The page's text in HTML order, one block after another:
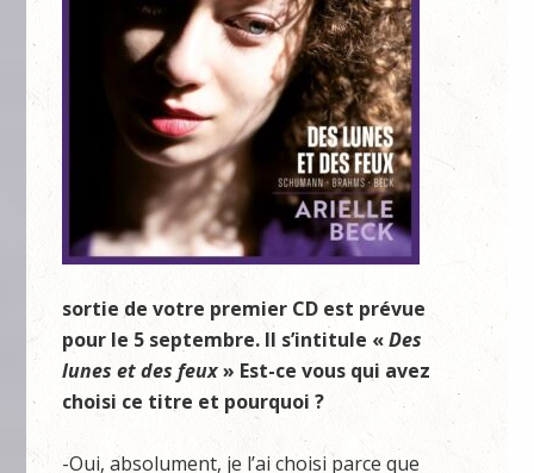
sortie de votre premier CD est prévue
pour le 5 septembre. Il s’intitule «Des
lunes et des feux» Est-ce vous qui avez
choisi ce titre et pourquoi ?
-Oui, absolument, je l’ai choisi parce que